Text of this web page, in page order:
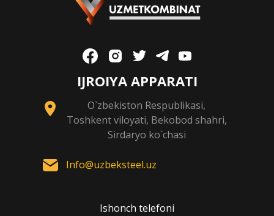
IJROIYA APPARATI
O`zbekiston Respublikasi,
Toshkent viloyati, Bekobod shahri,
Sirdaryo ko`chasi
Info@uzbeksteel.uz
Ishonch telefoni